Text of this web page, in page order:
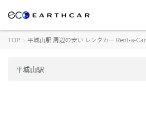
TOP › 平城山駅 周辺の安い レンタカー Rent-a-Car